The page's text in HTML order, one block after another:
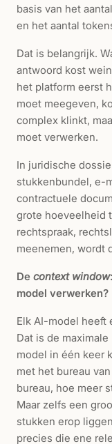
basis van het
en het aantal
Dat is belangrijk.
antwoord kost
het platform eerst
moet meegeven,
complex klinkt,
moet verwerken.
In juridische
stukkenbundel, e-
contractuele
grote hoeveelheid
rechtspraak,
meenemen, wordt
De context window
model verwerken?
Elk AI-model heeft
Dat is de
model in één keer
met het bureau
bureau, hoe meer
Maar zelfs een
stukken erop
precies die ene